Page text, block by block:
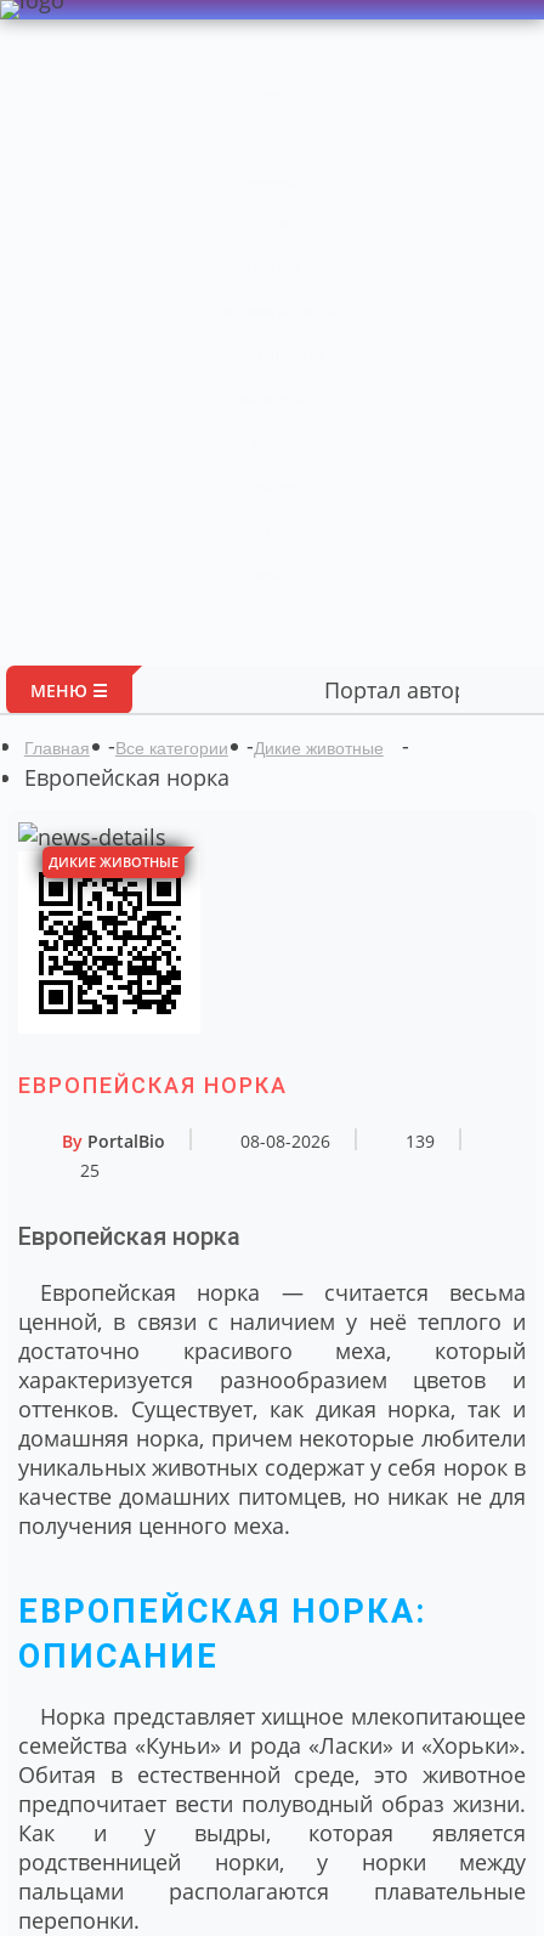
МЕНЮ ☰ Портал авторских
Главная -Все категории -Дикие животные
-
Европейская норка
ДИКИЕ ЖИВОТНЫЕ
ЕВРОПЕЙСКАЯ НОРКА
By PortalBio 08-08-2026
139
25
Европейская норка
Европейская норка — считается весьма
ценной, в связи с наличием у неё теплого и
достаточно красивого меха, который
характеризуется разнообразием цветов и
оттенков. Существует, как дикая норка, так и
домашняя норка, причем некоторые любители
уникальных животных содержат у себя норок в
качестве домашних питомцев, но никак не для
получения ценного меха.
ЕВРОПЕЙСКАЯ НОРКА:
ОПИСАНИЕ
Норка представляет хищное млекопитающее
семейства «Куньи» и рода «Ласки» и «Хорьки».
Обитая в естественной среде, это животное
предпочитает вести полуводный образ жизни.
Как и у выдры, которая является
родственницей норки, у норки между
пальцами располагаются плавательные
перепонки.